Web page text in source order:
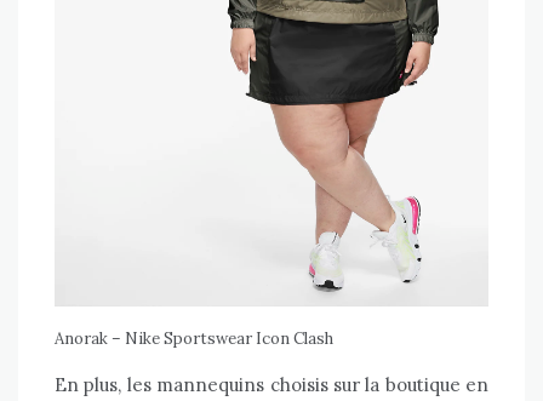
Anorak – Nike Sportswear Icon Clash
En plus, les mannequins choisis sur la boutique en